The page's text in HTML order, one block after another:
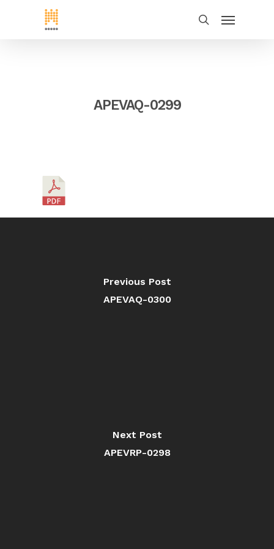
APEVAQ-0299
Previous Post
APEVAQ-0300
Next Post
APEVRP-0298